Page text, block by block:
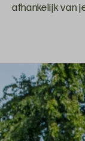
afhankelijk van